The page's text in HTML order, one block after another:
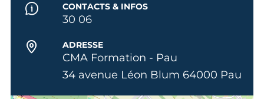
CONTACTS & INFOS
30 06
ADRESSE
CMA Formation - Pau
34 avenue Léon Blum 64000 Pau